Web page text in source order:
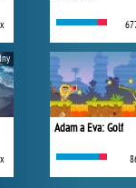
Adam a Eva: Golf